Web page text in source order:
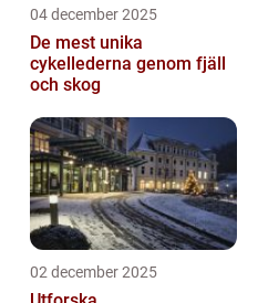
04 december 2025
De mest unika
cykellederna genom fjäll
och skog
02 december 2025